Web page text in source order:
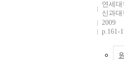
연세
신과대
2009
p.161-